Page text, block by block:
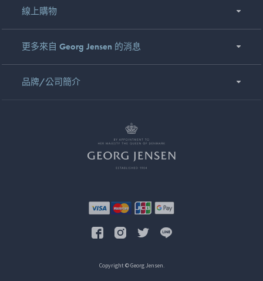
線上購物
更多來自 Georg Jensen 的消息
品牌/公司簡介
Copyright © Georg Jensen.